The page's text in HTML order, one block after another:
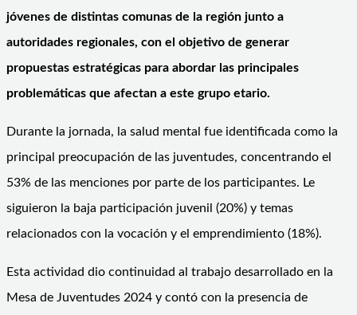
jóvenes de distintas comunas de la región junto a
autoridades regionales, con el objetivo de generar
propuestas estratégicas para abordar las principales
problemáticas que afectan a este grupo etario.
Durante la jornada, la salud mental fue identificada como la
principal preocupación de las juventudes, concentrando el
53% de las menciones por parte de los participantes. Le
siguieron la baja participación juvenil (20%) y temas
relacionados con la vocación y el emprendimiento (18%).
Esta actividad dio continuidad al trabajo desarrollado en la
Mesa de Juventudes 2024 y contó con la presencia de